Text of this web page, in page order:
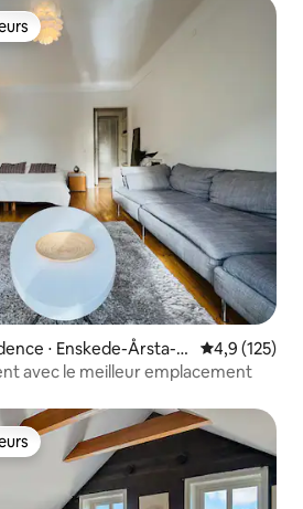
⋅ Enskede-Årsta-V
Évaluation
4,9 (125)
avec le meilleur emplacement